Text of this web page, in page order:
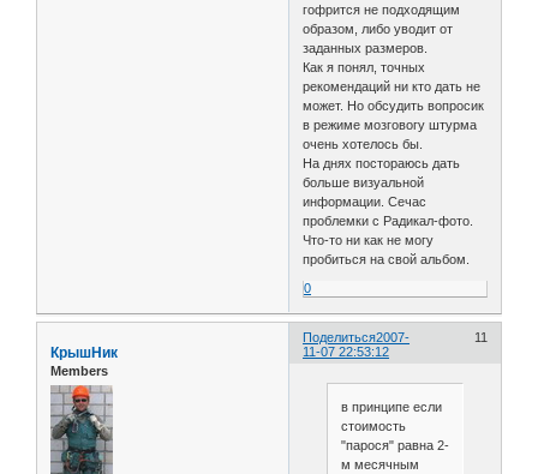
гофрится не подходящим
образом, либо уводит от
заданных размеров.
Как я понял, точных
рекомендаций ни кто дать не
может. Но обсудить вопросик
в режиме мозговогу штурма
очень хотелось бы.
На днях постораюсь дать
больше визуальной
информации. Сечас
проблемки с Радикал-фото.
Что-то ни как не могу
пробиться на свой альбом.
0
Поделиться 11
2007-
11-07 22:53:12
КрышНик
Members
в принципе если
стоимость
"парося" равна 2-
м месячным